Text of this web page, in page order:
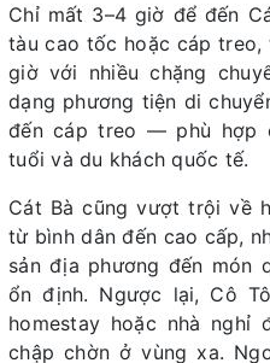
Chỉ mất 3–4 giờ để đến
tàu cao tốc hoặc cáp
giờ với nhiều chặng
dạng phương tiện di
đến cáp treo — phù hợp
tuổi và du khách quốc tế.
Cát Bà cũng vượt trội về
từ bình dân đến cao cấp,
sản địa phương đến món
ổn định. Ngược lại, Cô
homestay hoặc nhà nghỉ
chập chờn ở vùng xa.